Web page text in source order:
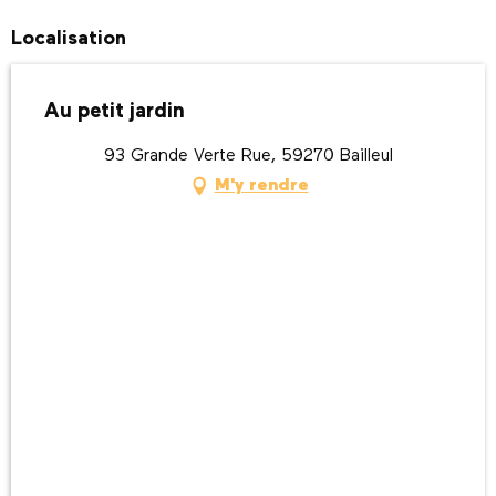
Localisation
Au petit jardin
93 Grande Verte Rue, 59270 Bailleul
M'y rendre